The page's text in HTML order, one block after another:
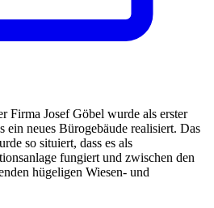
Firma Josef Göbel wurde als erster
ein neues Bürogebäude realisiert. Das
so situiert, dass es als
fungiert und zwischen den
hügeligen Wiesen- und